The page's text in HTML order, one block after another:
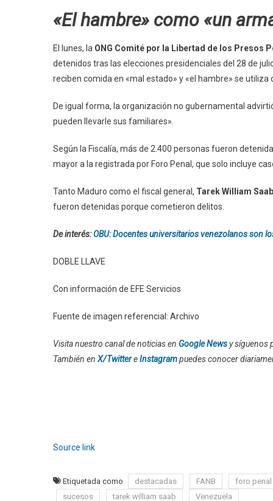
«El hambre» como «un
El lunes, la ONG Comité por la Libertad de los Presos
detenidos tras las elecciones presidenciales del 28 de
reciben comida en «mal estado» y «el hambre» se utiliza
De igual forma, la organización no gubernamental
pueden llevarle sus familiares».
Según la Fiscalía, más de 2.400 personas fueron
mayor a la registrada por Foro Penal, que solo incluye
Tanto Maduro como el fiscal general, Tarek William Saab
fueron detenidas porque cometieron delitos.
De interés:OBU: Docentes universitarios venezolanos son
DOBLE LLAVE
Con información de EFE Servicios
Fuente de imagen referencial: Archivo
Visita nuestro canal de noticias en Google Newsy síguenos
También en X/TwittereInstagrampuedes conocer
Source link
Etiquetada como destacadas FANB foro penal
sucesos
tarek william saab Venezuela